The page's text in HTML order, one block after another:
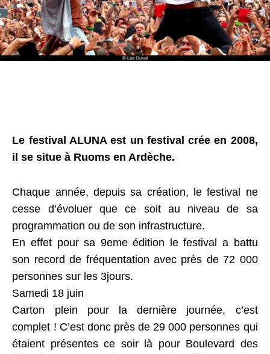
Le festival ALUNA est un festival crée en 2008,
il se situe à Ruoms en Ardèche.
Chaque année, depuis sa création, le festival ne
cesse d’évoluer que ce soit au niveau de sa
programmation ou de son infrastructure.
En effet pour sa 9eme édition le festival a battu
son record de fréquentation avec près de 72 000
personnes sur les 3jours.
Samedi 18 juin
Carton plein pour la dernière journée, c’est
complet ! C’est donc près de 29 000 personnes qui
étaient présentes ce soir là pour Boulevard des